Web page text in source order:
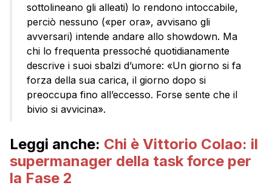
sottolineano gli alleati) lo rendono intoccabile,
perciò nessuno («per ora», avvisano gli
avversari) intende andare allo showdown. Ma
chi lo frequenta pressoché quotidianamente
descrive i suoi sbalzi d’umore: «Un giorno si fa
forza della sua carica, il giorno dopo si
preoccupa fino all’eccesso. Forse sente che il
bivio si avvicina».
Leggi anche: Chi è Vittorio Colao: il
supermanager della task force per
la Fase 2